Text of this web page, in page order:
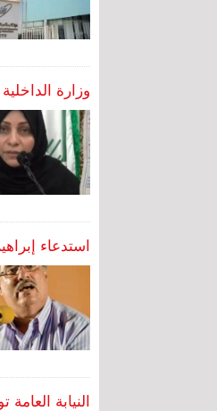
وزارة
استدعاء
النيابة